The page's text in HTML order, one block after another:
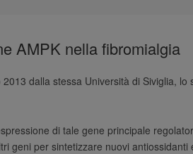
AMPK nella fibromialgia
dalla stessa Università di Siviglia,
di tale gene principale
geni per sintetizzare nuovi